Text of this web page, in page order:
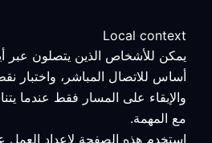
Local context
يمكن للأشخاص الذين يتصلون عبر
أساس للاتصال المباشر، واختبار
والإبقاء على المسار فقط عندما
مع المهمة.
استخدم هذه الصفحة لإعداد العمل